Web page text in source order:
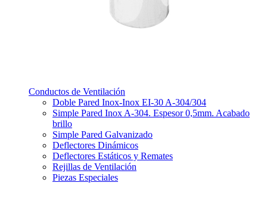
Conductos de Ventilación
Doble Pared Inox-Inox EI-30 A-304/304
Simple Pared Inox A-304. Espesor 0,5mm. Acabado
brillo
Simple Pared Galvanizado
Deflectores Dinámicos
Deflectores Estáticos y Remates
Rejillas de Ventilación
Piezas Especiales